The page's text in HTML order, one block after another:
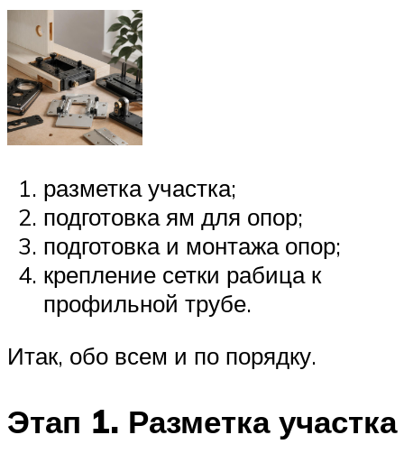
разметка участка;
подготовка ям для опор;
подготовка и монтажа опор;
крепление сетки рабица к
профильной трубе.
Итак, обо всем и по порядку.
Этап 1. Разметка участка